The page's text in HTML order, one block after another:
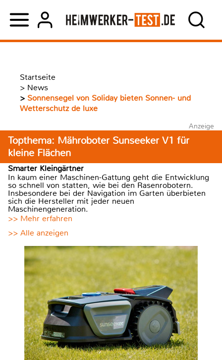
Startseite
> News
> Sonnensegel von Soliday bieten Sonnen- und
Wetterschutz de luxe
Anzeige
Topthema: Mähroboter Sunseeker V1 für
kleine Flächen
Smarter Kleingärtner
In kaum einer Maschinen-Gattung geht die Entwicklung
so schnell von statten, wie bei den Rasenrobotern.
Insbesondere bei der Navigation im Garten überbieten
sich die Hersteller mit jeder neuen
Maschinengeneration.
>> Mehr erfahren
>> Alle anzeigen